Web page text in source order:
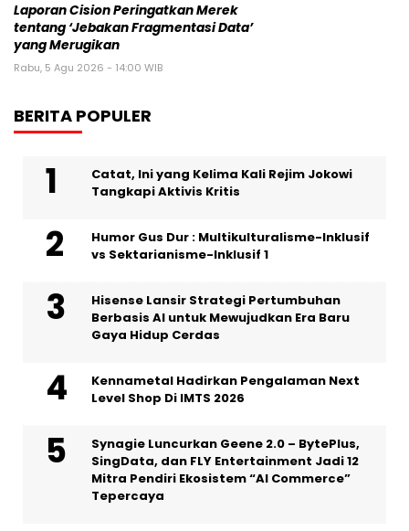
Laporan Cision Peringatkan Merek
tentang ‘Jebakan Fragmentasi Data’
yang Merugikan
Rabu, 5 Agu 2026 - 14:00 WIB
BERITA POPULER
Catat, Ini yang Kelima Kali Rejim Jokowi
Tangkapi Aktivis Kritis
Humor Gus Dur : Multikulturalisme-Inklusif
vs Sektarianisme-Inklusif 1
Hisense Lansir Strategi Pertumbuhan
Berbasis AI untuk Mewujudkan Era Baru
Gaya Hidup Cerdas
Kennametal Hadirkan Pengalaman Next
Level Shop Di IMTS 2026
Synagie Luncurkan Geene 2.0 – BytePlus,
SingData, dan FLY Entertainment Jadi 12
Mitra Pendiri Ekosistem “AI Commerce”
Tepercaya